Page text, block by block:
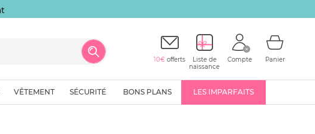
10€ offerts
Liste de
naissance
Compte Panier
VÊTEMENT SÉCURITÉ BONS PLANS LES IMPARFAITS